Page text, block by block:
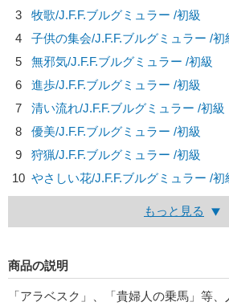
3
牧歌/J.F.F.ブルグミュラー /初級
4
子供の集会/J.F.F.ブルグミュラー /初
5
無邪気/J.F.F.ブルグミュラー /初級
6
進歩/J.F.F.ブルグミュラー /初級
7
清い流れ/J.F.F.ブルグミュラー /初級
8
優美/J.F.F.ブルグミュラー /初級
9
狩猟/J.F.F.ブルグミュラー /初級
10 やさしい花/J.F.F.ブルグミュラー /初
もっと見る
商品の説明
「アラベスク」、「貴婦人の乗馬」等